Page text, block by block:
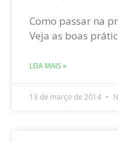
Como passar na
Veja as boas
LEIA MAIS »
13 de março de 2014